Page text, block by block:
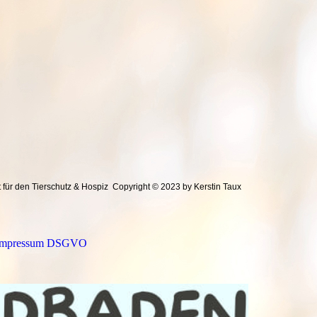
den Tierschutz & Hospiz Copyright © 2023 by Kerstin Taux
DSGVO